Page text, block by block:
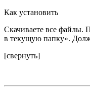
Как установить
Скачиваете все файлы.
в текущую папку».
[свернуть]